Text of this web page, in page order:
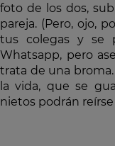
foto de los dos,
pareja. (Pero, ojo,
tus colegas y se
Whatsapp, pero
trata de una
la vida, que se
nietos podrán